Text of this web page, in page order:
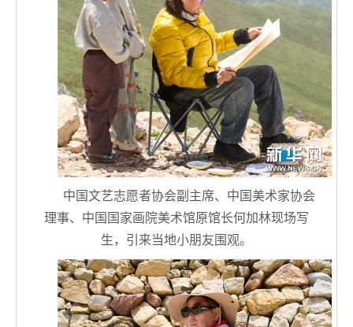
中国文艺志愿者协会副主席、中国美术家协会
理事、中国国家画院美术馆原馆长何加林现场写
生，引来当地小朋友围观。